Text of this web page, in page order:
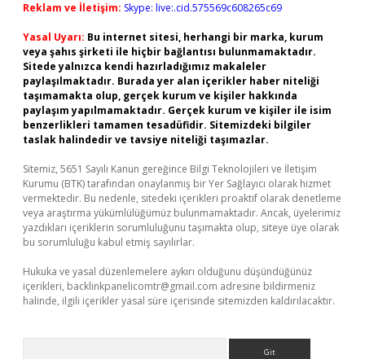
Reklam ve İletişim: Skype: live:.cid.575569c608265c69
Yasal Uyarı: Bu internet sitesi, herhangi bir marka, kurum
veya şahıs şirketi ile hiçbir bağlantısı bulunmamaktadır.
Sitede yalnızca kendi hazırladığımız makaleler
paylaşılmaktadır. Burada yer alan içerikler haber niteliği
taşımamakta olup, gerçek kurum ve kişiler hakkında
paylaşım yapılmamaktadır. Gerçek kurum ve kişiler ile isim
benzerlikleri tamamen tesadüfidir. Sitemizdeki bilgiler
taslak halindedir ve tavsiye niteliği taşımazlar.
Sitemiz, 5651 Sayılı Kanun gereğince Bilgi Teknolojileri ve İletişim
Kurumu (BTK) tarafından onaylanmış bir Yer Sağlayıcı olarak hizmet
vermektedir. Bu nedenle, sitedeki içerikleri proaktif olarak denetleme
veya araştırma yükümlülüğümüz bulunmamaktadır. Ancak, üyelerimiz
yazdıkları içeriklerin sorumluluğunu taşımakta olup, siteye üye olarak
bu sorumluluğu kabul etmiş sayılırlar.
Hukuka ve yasal düzenlemelere aykırı olduğunu düşündüğünüz
içerikleri, backlinkpanelicomtr@gmail.com adresine bildirmeniz
halinde, ilgili içerikler yasal süre içerisinde sitemizden kaldırılacaktır.